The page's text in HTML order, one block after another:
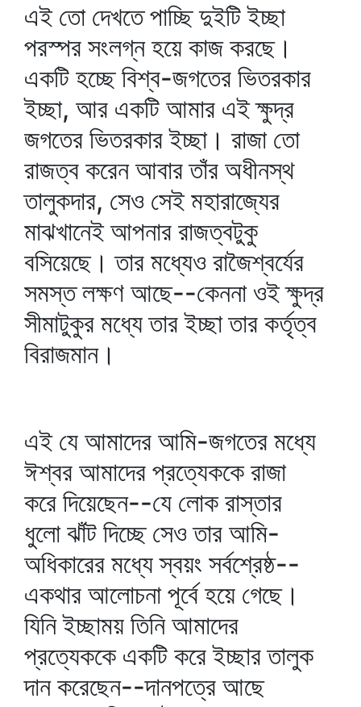
এই তো দেখতে পাচ্ছি দুইটি ইচ্ছা
পরস্পর সংলগ্ন হয়ে কাজ করছে।
একটি হচ্ছে বিশ্ব-জগতের ভিতরকার
ইচ্ছা, আর একটি আমার এই ক্ষুদ্র
জগতের ভিতরকার ইচ্ছা। রাজা তো
রাজত্ব করেন আবার তাঁর অধীনস্থ
তালুকদার, সেও সেই মহারাজ্যের
মাঝখানেই আপনার রাজত্বটুকু
বসিয়েছে। তার মধ্যেও রাজৈশ্বর্যের
সমস্ত লক্ষণ আছে--কেননা ওই ক্ষুদ্র
সীমাটুকুর মধ্যে তার ইচ্ছা তার কর্তৃত্ব
বিরাজমান।
এই যে আমাদের আমি-জগতের মধ্যে
ঈশ্বর আমাদের প্রত্যেককে রাজা
করে দিয়েছেন--যে লোক রাস্তার
ধুলো ঝাঁট দিচ্ছে সেও তার আমি-
অধিকারের মধ্যে স্বয়ং সর্বশ্রেষ্ঠ--
একথার আলোচনা পূর্বে হয়ে গেছে।
যিনি ইচ্ছাময় তিনি আমাদের
প্রত্যেককে একটি করে ইচ্ছার তালুক
দান করেছেন--দানপত্রে আছে